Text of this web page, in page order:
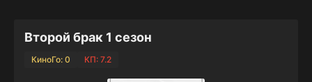
Второй брак 1 сезон
КиноГо: 0 КП: 7.2